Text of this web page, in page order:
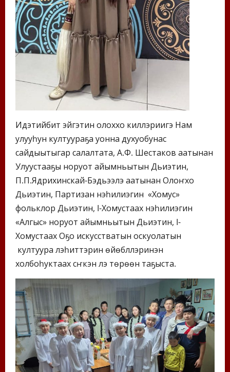
Идэтийбит эйгэтин олоххо киллэриигэ Нам
улууһун култуураҕа уонна духуобунас
сайдыытыгар салалтата, А.Ф. Шестаков аатынан
Улуустааҕы норуот айымньытын Дьиэтин,
П.П.Ядрихинскай-Бэдьээлэ аатынан Олоҥхо
Дьиэтин, Партизан нэһилиэгин «Хомус»
фольклор Дьиэтин, I-Хомустаах нэһилиэгин
«Алгыс» норуот айымньытын Дьиэтин, I-
Хомустаах Оҕо искусстватын оскуолатын
култуура үлэһиттэрин өйөбүллэринэн
холбоһуктаах сүҥкэн үлэ төрөөн таҕыста.